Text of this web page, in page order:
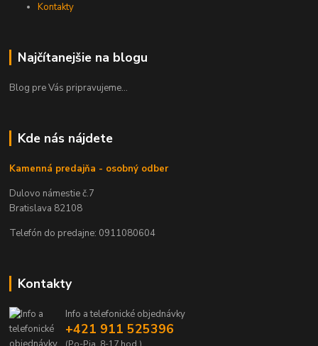
Kontakty
Najčítanejšie na blogu
Blog pre Vás pripravujeme...
Kde nás nájdete
Kamenná predajňa - osobný odber
Dulovo námestie č.7
Bratislava 82108
Telefón do predajne: 0911080604
Kontakty
Info a telefonické objednávky
+421 911 525396